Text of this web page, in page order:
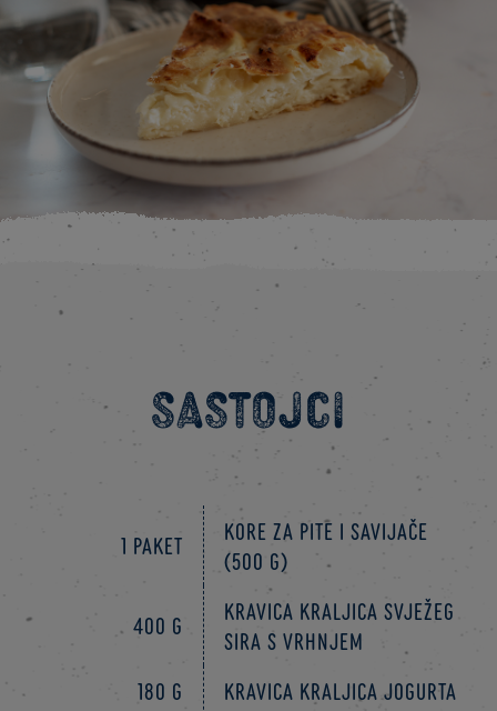
Sastojci
1 paket
kore za pite i savijače
(500 g)
400 g
Kravica Kraljica svježeg
sira s vrhnjem
180 g
Kravica Kraljica jogurta